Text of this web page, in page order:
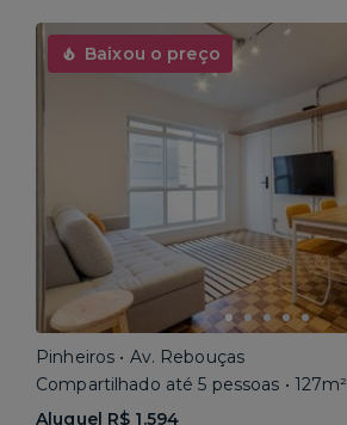
Baixou o preço
Pinheiros • Av. Rebouças
Compartilhado até 5 pessoas • 127m²
Aluguel R$ 1.594